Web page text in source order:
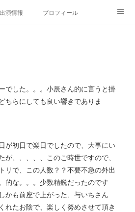
出演情報 プロフィール
でした。。。小辰さん的に言うと掛
ちらにしても良い響きでありま
が初日で楽日でしたので、大事にい
が、、、、、このご時世ですので、
リで、この人数？？不要不急の外出
的な。。。少数精鋭だったのです
かも前座で上がった、与いちさん
れたお陰で、楽しく努めさせて頂き